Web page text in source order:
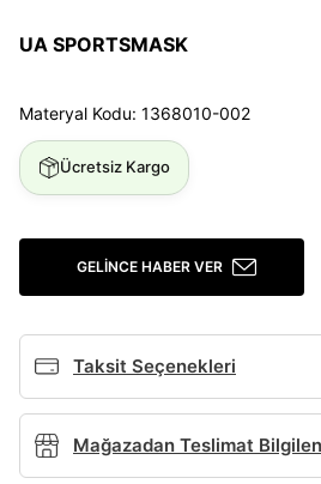
UA SPORTSMASK
Materyal Kodu: 1368010-002
Ücretsiz Kargo
GELINCE HABER VER
Taksit Seçenekleri
Mağazadan Teslimat
Giriş Yap
E-posta
Şifre
Giriş Yap